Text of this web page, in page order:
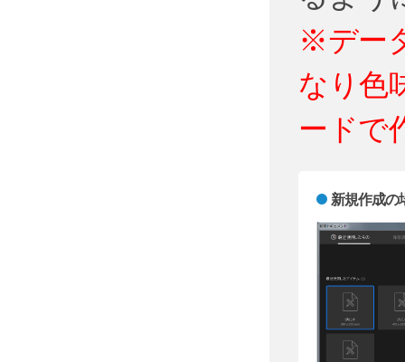
※デー
なり色
ードで
新規作成の